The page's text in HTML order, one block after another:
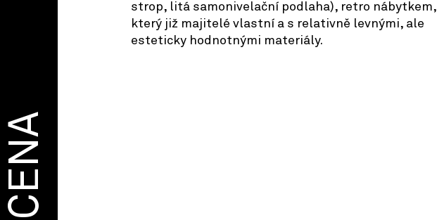
strop, litá samonivelační podlaha), retro nábytkem,
který již majitelé vlastní a s relativně levnými, ale
esteticky hodnotnými materiály.
CENA